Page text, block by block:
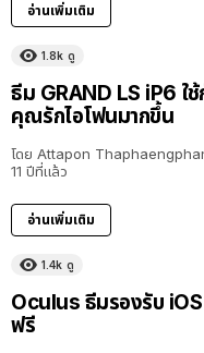
อ่านเพิ่มเติม
1.8k ดู
ธีม GRAND LS iP6 ใ
คุณรักไอโฟนมากขึ้น
โดย Attapon
11 ปีที่แล้ว
อ่านเพิ่มเติม
1.4k ดู
Oculus ธีมรองรับ
ฟรี